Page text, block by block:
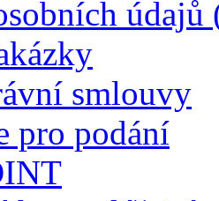
údajů
smlouvy
pro podání